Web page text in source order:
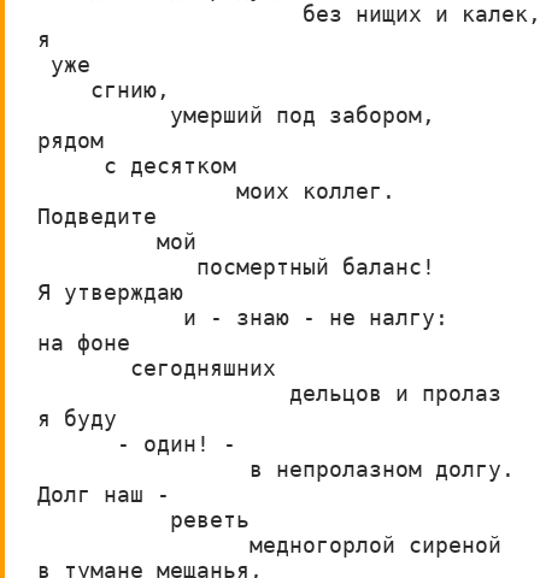
без нищих и
я
уже
    сгнию,
          умерший под забором,
рядом
     с десятком
               моих коллег.
Подведите
         мой
            посмертный баланс!
Я утверждаю
           и - знаю - не налгу:
на фоне
       сегодняшних
                   дельцов и пролаз
я буду
      - один! -
                в непролазном долгу.
Долг наш -
          реветь
                медногорлой сиреной
в тумане мещанья,